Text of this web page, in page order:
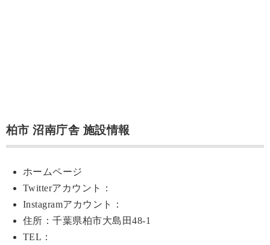
柏市 沼南庁舎 施設情報
ホームページ
Twitterアカウント：
Instagramアカウント：
住所：千葉県柏市大島田48-1
TEL：